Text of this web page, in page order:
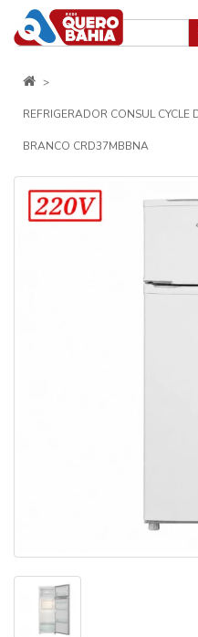
REFRIGERADOR CONSUL
BRANCO CRD37MBBNA